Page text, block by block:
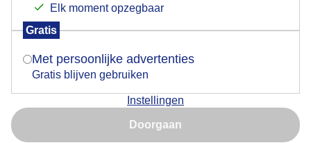
Elk moment opzegbaar
Gratis
Met persoonlijke advertenties
Gratis blijven gebruiken
Instellingen
Doorgaan
Is goed, toon de popup
Nu niet, misschien later